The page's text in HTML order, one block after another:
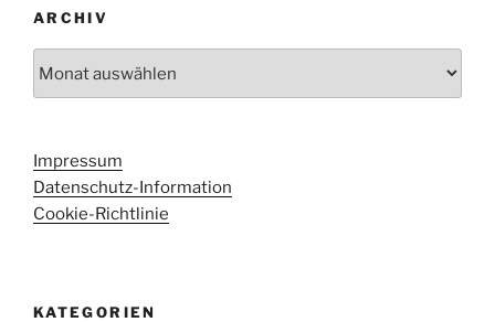
ARCHIV
Impressum
Datenschutz-Information
Cookie-Richtlinie
KATEGORIEN